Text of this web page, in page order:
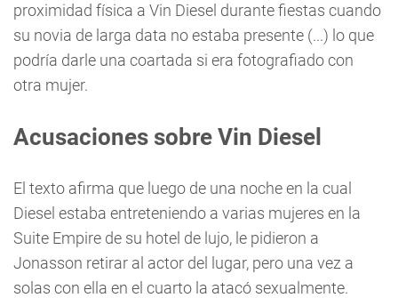
proximidad física a Vin Diesel durante fiestas cuando
su novia de larga data no estaba presente (...) lo que
podría darle una coartada si era fotografiado con
otra mujer.
Acusaciones sobre Vin Diesel
El texto afirma que luego de una noche en la cual
Diesel estaba entreteniendo a varias mujeres en la
Suite Empire de su hotel de lujo, le pidieron a
Jonasson retirar al actor del lugar, pero una vez a
solas con ella en el cuarto la atacó sexualmente.